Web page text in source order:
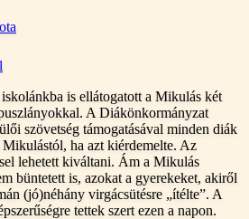
is ellátogatott a Mikulás két
A Diákönkormányzat
szövetség támogatásával minden diák
Mikulástól, ha azt kiérdemelte. Az
lehetett kiváltani. Ám a Mikulás
büntetett is, azokat a gyerekeket, akiről
(jó)néhány virgácsütésre „ítélte”. A
tettek szert ezen a napon.